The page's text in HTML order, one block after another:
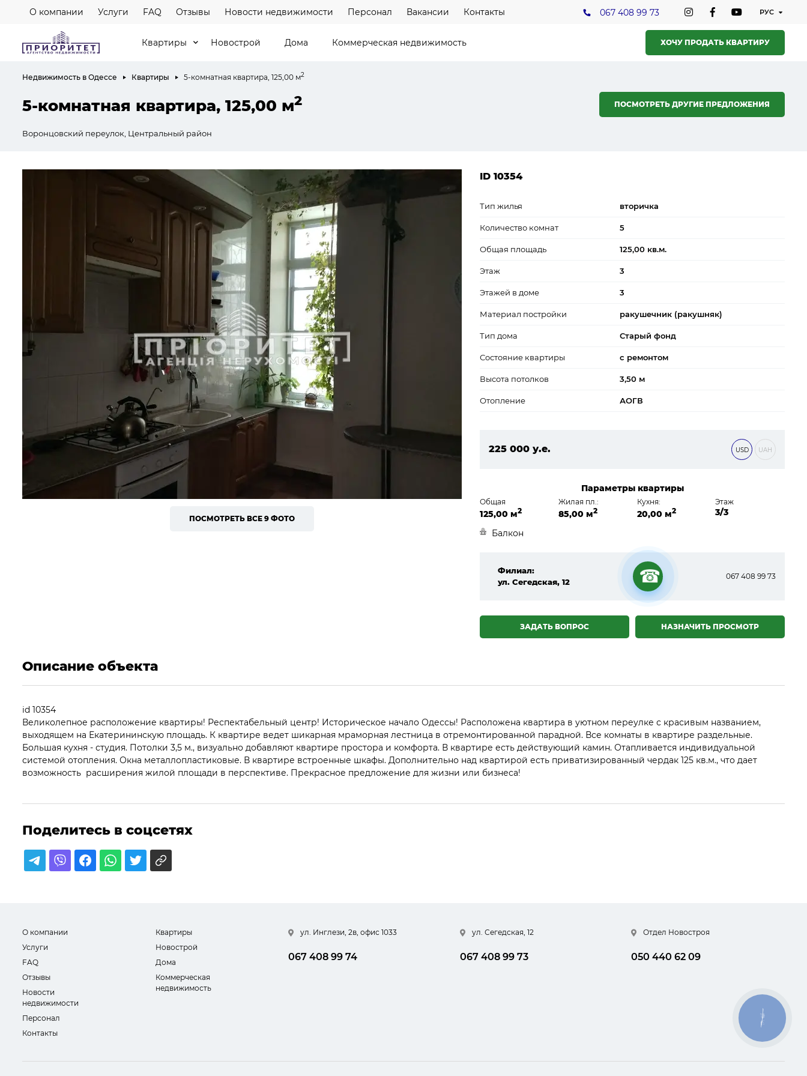
О компании Услуги FAQ Отзывы Новости недвижимости Персонал Вакансии Контакты 067 408 99 73
Квартиры Новострой Дома Коммерческая недвижимость ХОЧУ ПРОДАТЬ КВАРТИРУ
Недвижимость в Одессе Квартиры 5-комнатная квартира, 125,00 м2
5-комнатная квартира, 125,00 м2
Воронцовский переулок, Центральный район
ПОСМОТРЕТЬ ДРУГИЕ ПРЕДЛОЖЕНИЯ
ПОСМОТРЕТЬ ВСЕ 9 ФОТО
ID 10354
Тип жилья вторичка
Количество комнат 5
Общая площадь 125,00 кв.м.
Этаж 3
Этажей в доме 3
Материал постройки ракушечник (ракушняк)
Тип дома Старый фонд
Состояние квартиры с ремонтом
Высота потолков 3,50 м
Отопление АОГВ
225 000 у.е.
USD UAH
Параметры квартиры
Общая
125,00 м2
Жилая пл.:
85,00 м2
Кухня:
20,00 м2
Этаж
3/3
Балкон
Филиал:
ул. Сегедская, 12
☎
067 408 99 73
НАЗНАЧИТЬ ПРОСМОТР
ЗАДАТЬ ВОПРОС
Описание объекта
id 10354
Великолепное расположение квартиры! Респектабельный центр! Историческое начало Одессы! Расположена квартира в уютном переулке с красивым названием,
выходящем на Екатерининскую площадь. К квартире ведет шикарная мраморная лестница в отремонтированной парадной. Все комнаты в квартире раздельные.
Большая кухня - студия. Потолки 3,5 м., визуально добавляют квартире простора и комфорта. В квартире есть действующий камин. Отапливается индивидуальной
системой отопления. Окна металлопластиковые. В квартире встроенные шкафы. Дополнительно над квартирой есть приватизированный чердак 125 кв.м., что дает
возможность расширения жилой площади в перспективе. Прекрасное предложение для жизни или бизнеса!
Поделитесь в соцсетях
О компании
Услуги
FAQ
Отзывы
Новости
недвижимости
Персонал
Контакты
Квартиры
Новострой
Дома
Коммерческая
недвижимость
ул. Инглези, 2в, офис 1033
067 408 99 74
ул. Сегедская, 12
067 408 99 73
Отдел Новостроя
050 440 62 09
КНОПКА
СВЯЗИ